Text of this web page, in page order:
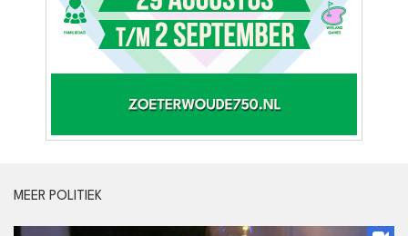
MEER POLITIEK